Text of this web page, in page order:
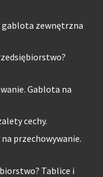
gablota zewnętrzna
Gablota na
cechy.
przechowywanie.
Tablice i